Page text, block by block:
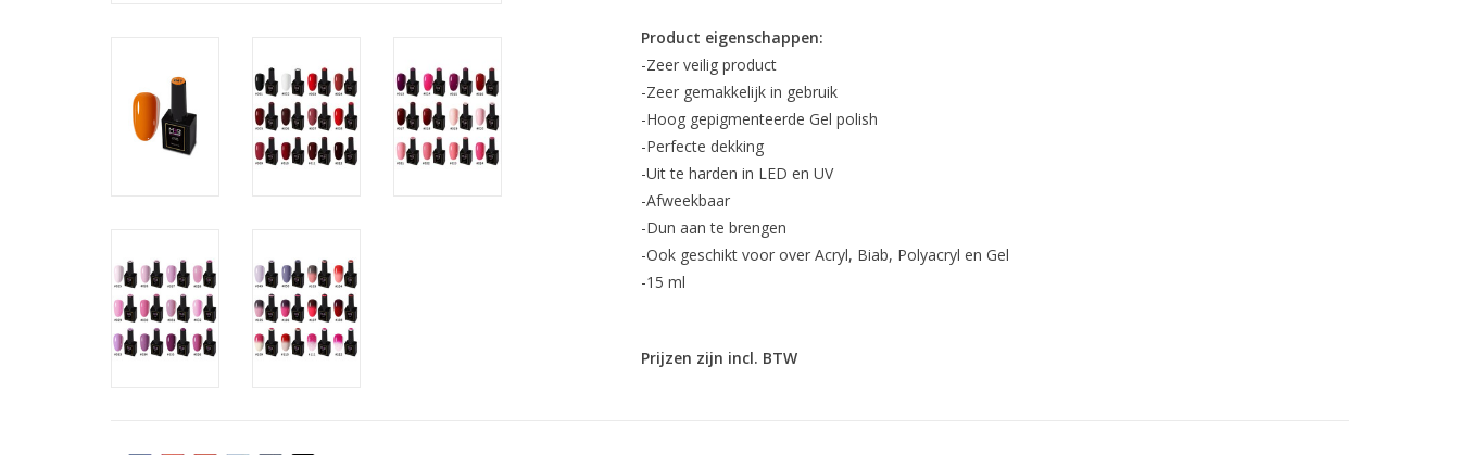
Product eigenschappen:
-Zeer veilig product
-Zeer gemakkelijk in gebruik
-Hoog gepigmenteerde Gel polish
-Perfecte dekking
-Uit te harden in LED en UV
-Afweekbaar
-Dun aan te brengen
-Ook geschikt voor over Acryl, Biab, Polyacryl en Gel
-15 ml
Prijzen zijn incl. BTW